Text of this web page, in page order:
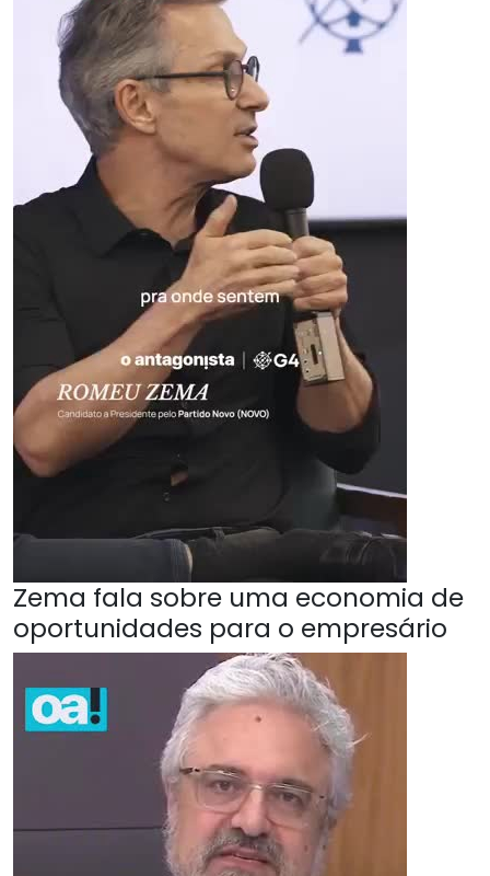
Zema fala sobre uma economia de
oportunidades para o empresário